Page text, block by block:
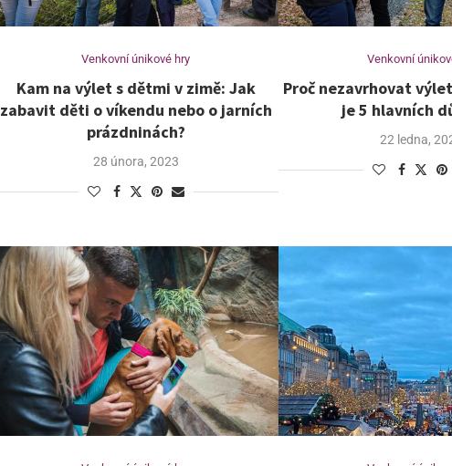
Venkovní únikové hry
Kam na výlet s dětmi v zimě: Jak
zabavit děti o víkendu nebo o jarních
prázdninách?
28 února, 2023
Venkovní
Proč nezavrhovat
je 5 hlavních
22 ledna,